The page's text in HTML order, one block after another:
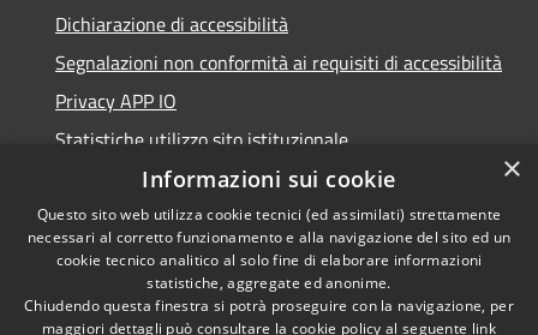
Dichiarazione di accessibilità
Segnalazioni non conformità ai requisiti di accessibilità
Privacy APP IO
Statistiche utilizzo sito istituzionale
Qualità dei Servizi Comunali
RSS
Accessibilità
Copyright © 2023 •
Città di Peschiera
×
Informazioni sui cookie
Questo sito web utilizza cookie tecnici (ed assimilati) strettamente
necessari al corretto funzionamento e alla navigazione del sito ed un
cookie tecnico analitico al solo fine di elaborare informazioni
statistiche, aggregate ed anonime.
Chiudendo questa finestra si potrà proseguire con la navigazione, per
maggiori dettagli può consultare la cookie policy al seguente link